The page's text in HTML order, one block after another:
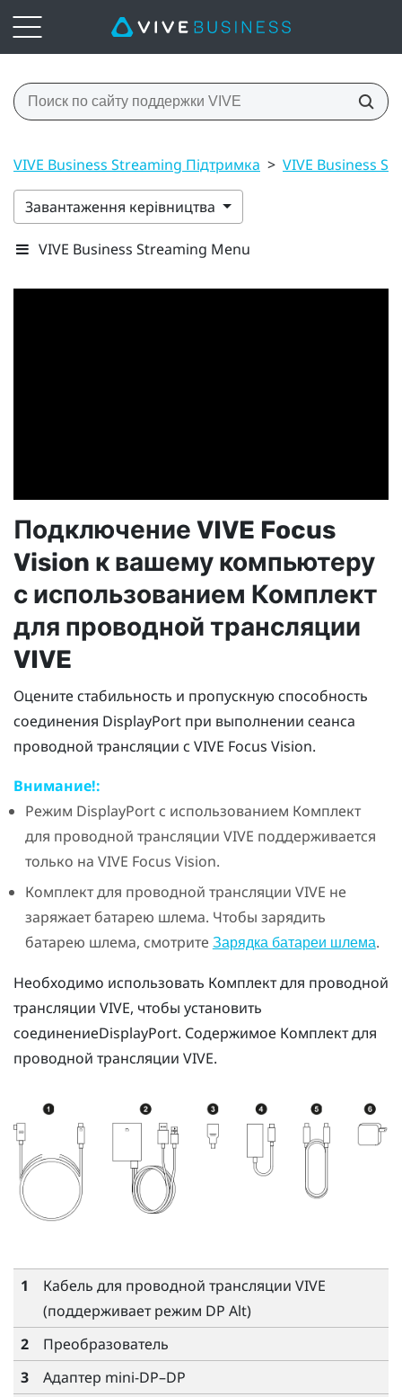
VIVE Business Streaming Підтримка > VIVE Business
Завантаження керівництва
VIVE Business Streaming Menu
Подключение VIVE Focus
Vision к вашему компьютеру
с использованием Комплект
для проводной трансляции
VIVE
Оцените стабильность и пропускную способность
соединения DisplayPort при выполнении сеанса
проводной трансляции с VIVE Focus Vision.
Внимание!:
Режим DisplayPortс использованием Комплект
для проводной трансляции VIVE поддерживается
только на VIVE Focus Vision.
Комплект для проводной трансляции VIVE не
заряжает батарею шлема. Чтобы зарядить
батарею шлема, смотрите Зарядка батареи шлема.
Необходимо использовать Комплект для проводной
трансляции VIVE, чтобы установить
соединениеDisplayPort. Содержимое Комплект для
проводной трансляции VIVE.
1
Кабель для проводной трансляции VIVE
(поддерживает режим DP Alt)
2
Преобразователь
3
Адаптер mini-DP–DP